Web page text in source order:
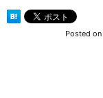
Posted on